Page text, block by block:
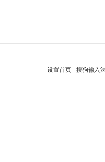
设置首页 - 搜狗输入